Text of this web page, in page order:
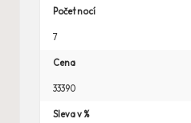
Počet nocí
7
Cena
33390
Sleva v %